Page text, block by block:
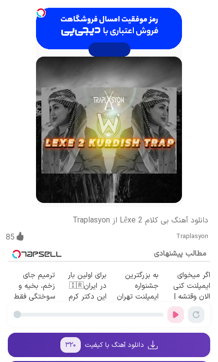
دانلود آهنگ بی کلام Lêxe 2 از Traplasyon
Traplasyon
85
مطالب پیشنهادی
اگر میخوای
ایمپلنت کنی
الان وقتشه |
فقط با ۲۵
میلیون تومان!!!
به بزرگترین
جشنواره
ایمپلنت تهران
برای اولین بار
در ایران🇮🇷
این دکتر کرم
ترمیم جای
زخم، بخیه و
سوختگی فقط
دانلود آهنگ با کیفیت ۳۲۰